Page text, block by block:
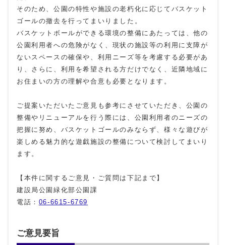
そのため、公園の特性や施設の老朽化に応じてバスケット
ゴールの撤去を行ってまいりました。
バスケットボールができる環境の整備にあたっては、他の
公園利用者への危険がなく、現状の施設等の利用に支障が
ないスペースの確保や、利用ニーズ等を考慮する必要があ
り、さらに、利用を希望される方だけでなく、近隣地域に
お住まいの方の理解や合意も必要となります。
ご提案いただいたご意見も参考にさせていただき、公園の
整備やリニューアルを行う際には、公園利用者のニーズの
把握に努め、バスケットゴールのみならず、様々な遊びが
楽しめる魅力的な遊戯施設の整備について検討してまいり
ます。
【本件に関するご意見・ご質問は下記まで】
建設局公園緑化部公園課
電話： 06-6615-6769
ご意見要旨